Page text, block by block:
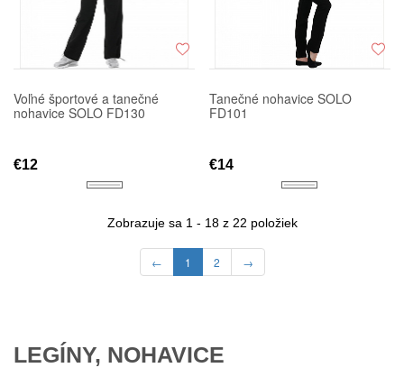
Voľné športové a tanečné
nohavice SOLO FD130
€12
Tanečné nohavice SOLO
FD101
€14
Zobrazuje sa 1 - 18 z 22 položiek
← 1 2 →
LEGÍNY, NOHAVICE